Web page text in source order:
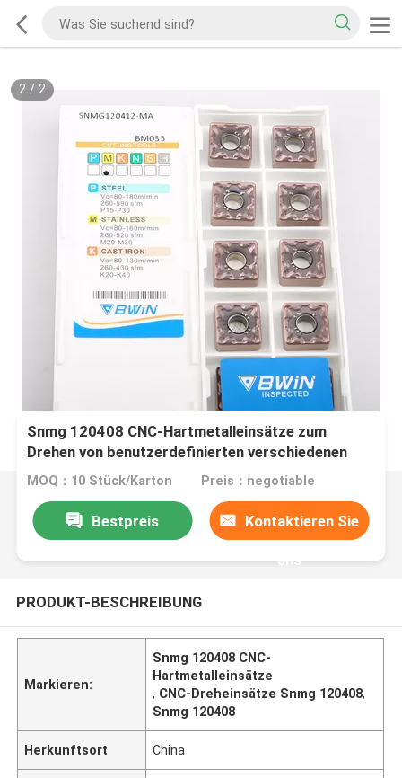
2/ 2
Snmg 120408 CNC-Hartmetalleinsätze zum
Drehen von benutzerdefinierten verschiedenen
Metallen
MOQ：10 Stück/Karton Preis：negotiable
Bestpreis Kontaktieren Sie
uns
PRODUKT-BESCHREIBUNG
Markieren:
Snmg 120408 CNC-
Hartmetalleinsätze
, CNC-Dreheinsätze Snmg 120408,
Snmg 120408
Herkunftsort China